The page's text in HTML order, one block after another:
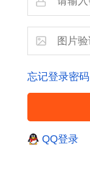
忘记登录密码
QQ登录